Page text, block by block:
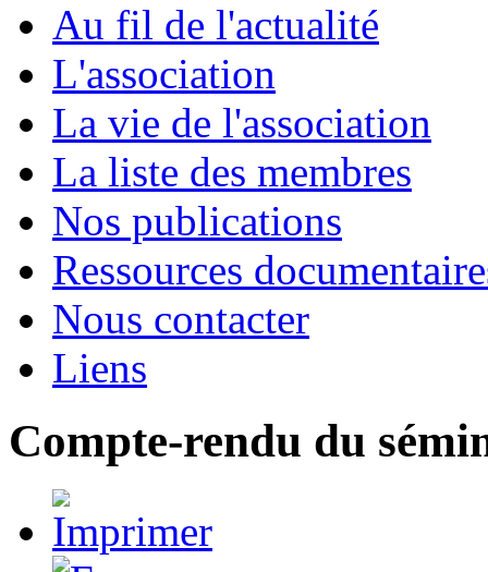
Au fil de l'actualité
L'association
La vie de l'association
La liste des membres
Nos publications
Ressources
Nous contacter
Liens
Compte-rendu du